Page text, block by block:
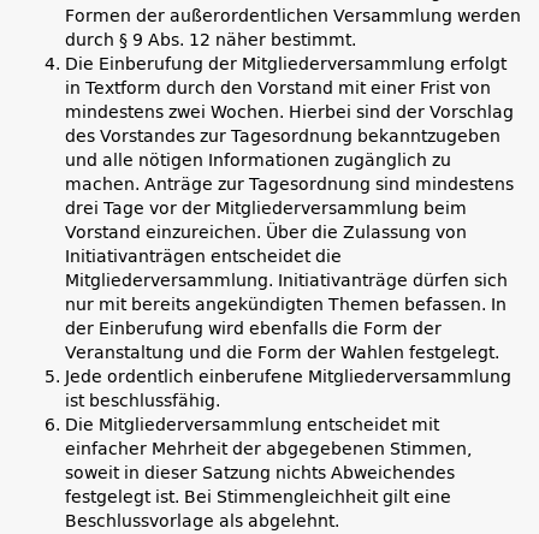
Formen der außerordentlichen Versammlung werden
durch § 9 Abs. 12 näher bestimmt.
Die Einberufung der Mitgliederversammlung erfolgt
in Textform durch den Vorstand mit einer Frist von
mindestens zwei Wochen. Hierbei sind der Vorschlag
des Vorstandes zur Tagesordnung bekanntzugeben
und alle nötigen Informationen zugänglich zu
machen. Anträge zur Tagesordnung sind mindestens
drei Tage vor der Mitgliederversammlung beim
Vorstand einzureichen. Über die Zulassung von
Initiativanträgen entscheidet die
Mitgliederversammlung. Initiativanträge dürfen sich
nur mit bereits angekündigten Themen befassen. In
der Einberufung wird ebenfalls die Form der
Veranstaltung und die Form der Wahlen festgelegt.
Jede ordentlich einberufene Mitgliederversammlung
ist beschlussfähig.
Die Mitgliederversammlung entscheidet mit
einfacher Mehrheit der abgegebenen Stimmen,
soweit in dieser Satzung nichts Abweichendes
festgelegt ist. Bei Stimmengleichheit gilt eine
Beschlussvorlage als abgelehnt.